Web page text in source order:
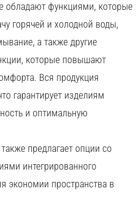
обладают функциями, которые
горячей и холодной воды,
а также другие
которые повышают
Вся продукция
гарантирует изделиям
и оптимальную
предлагает опции со
интегрированного
экономии пространства в